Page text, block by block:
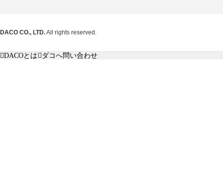
DACO CO., LTD.All rights reserved.
DACOとは ダコへ問い合わせ